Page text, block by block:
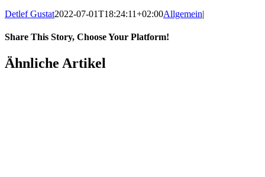
Detlef Gustat2022-07-01T18:24:11+02:00Allgemein|
Share This Story, Choose Your Platform!
Facebook
LinkedIn
E-
Mail
Ähnliche Artikel